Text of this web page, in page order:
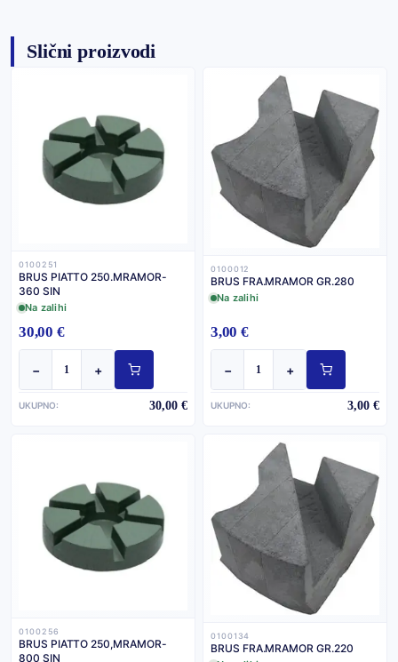
Slični proizvodi
0100251
BRUS PIATTO 250.MRAMOR-
360 SIN
Na zalihi
30,00 €
− +
UKUPNO: 30,00 €
0100012
BRUS FRA.MRAMOR GR.280
Na zalihi
3,00 €
− +
UKUPNO: 3,00 €
0100256
BRUS PIATTO 250,MRAMOR-
800 SIN
0100134
BRUS FRA.MRAMOR GR.220